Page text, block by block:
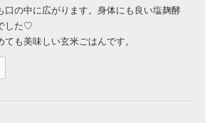
口の中に広がります。身体にも良い塩麹酵
した♡
ても美味しい玄米ごはんです。
わしま屋で初めてお買い物をされる方
円以上のお買い物でご利用いただけます
利用回数：お一人様1回限り